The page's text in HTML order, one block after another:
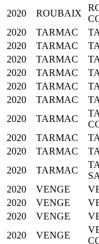
2020
ROUBAIX
2020
TARMAC
2020
TARMAC
2020
TARMAC
2020
TARMAC
2020
TARMAC
2020
TARMAC
2020
TARMAC
2020
TARMAC
2020
TARMAC
2020
TARMAC
2020
VENGE
2020
VENGE
2020
VENGE
2020
VENGE